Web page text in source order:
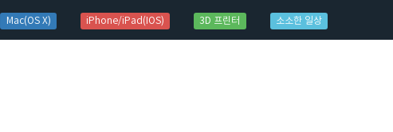
Mac(OS X) iPhone/iPad(IOS) 3D 프린터 소소한 일상